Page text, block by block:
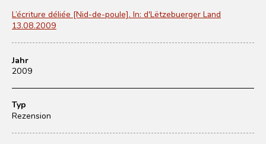
L’écriture déliée [Nid-de-poule]. In: d'Lëtzebuerger Land
13.08.2009
Jahr
2009
Typ
Rezension